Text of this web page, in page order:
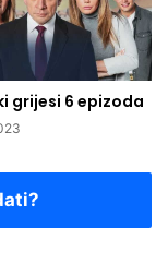
grijesi 6 epizoda